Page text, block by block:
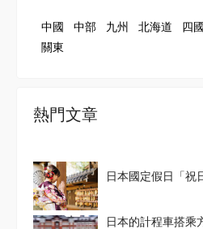
中國 中部 九州 北海道 四國
關東
熱門文章
日本國定假日「祝
日本的計程車搭乘